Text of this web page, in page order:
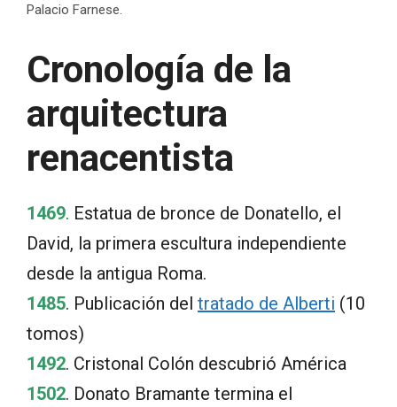
Palacio Farnese.
Cronología de la
arquitectura
renacentista
1469. Estatua de bronce de Donatello, el
David, la primera escultura independiente
desde la antigua Roma.
1485. Publicación del tratado de Alberti (10
tomos)
1492. Cristonal Colón descubrió América
1502. Donato Bramante termina el